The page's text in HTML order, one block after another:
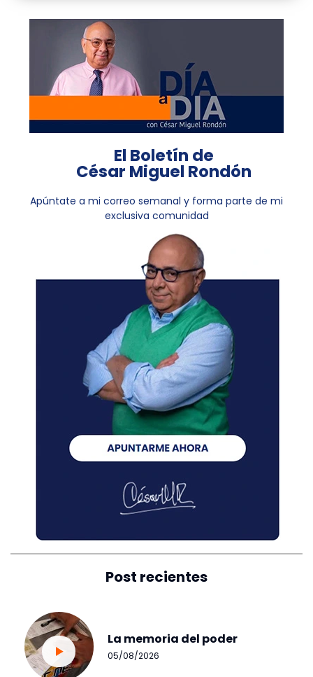
El Boletín de
César Miguel Rondón
Apúntate a mi correo semanal y forma parte de mi
exclusiva comunidad
Post recientes
La memoria del poder
05/08/2026